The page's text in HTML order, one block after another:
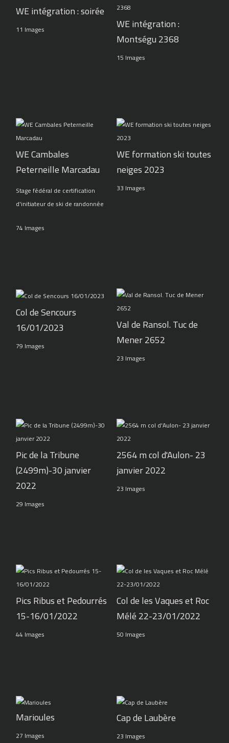
WE intégration : soirée
11 Images
WE intégration :
Montségu 2368
15 Images
WE Cambales
Peterneille Marcadau
Stage fédéral de certification
d'initiateur de ski de randonnée
74 Images
WE formation ski toutes
neiges 2023
33 Images
Col de Sencours
16/01/2023
79 Images
Val de Ransol. Tuc de
Mener 2652
23 Images
Pic de la Tribune
(2499m)-30 janvier
2022
29 Images
2564 m col d'Aulon- 23
janvier 2022
23 Images
Pics Ribus et Pedourrés
15-16/01/2022
44 Images
Col de les Vaques et Roc
Mélé 22-23/01/2022
50 Images
Marioules
27 Images
Cap de Laubère
23 Images